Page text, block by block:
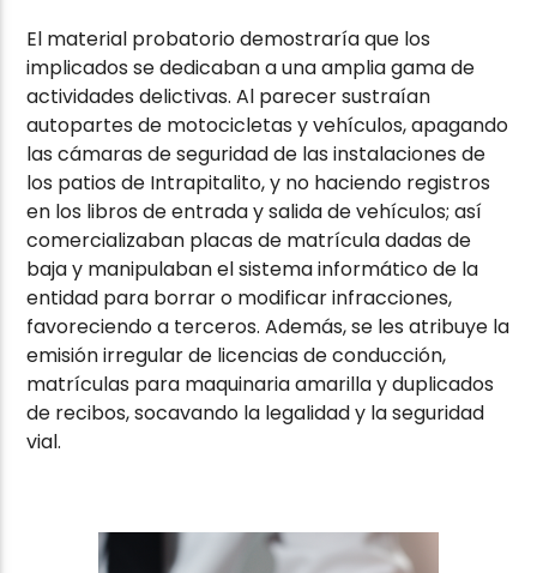
El material probatorio demostraría que los
implicados se dedicaban a una amplia gama de
actividades delictivas. Al parecer sustraían
autopartes de motocicletas y vehículos, apagando
las cámaras de seguridad de las instalaciones de
los patios de Intrapitalito, y no haciendo registros
en los libros de entrada y salida de vehículos; así
comercializaban placas de matrícula dadas de
baja y manipulaban el sistema informático de la
entidad para borrar o modificar infracciones,
favoreciendo a terceros. Además, se les atribuye la
emisión irregular de licencias de conducción,
matrículas para maquinaria amarilla y duplicados
de recibos, socavando la legalidad y la seguridad
vial.